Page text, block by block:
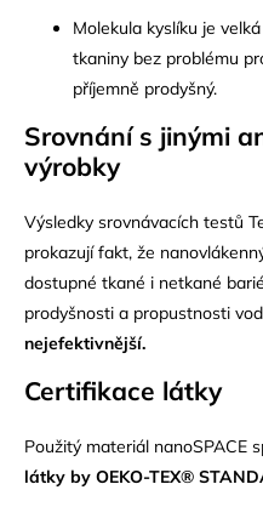
Molekula kyslíku je
tkaniny bez problému
příjemně prodyšný.
Srovnání s jinými
výrobky
Výsledky srovnávacích testů
prokazují fakt, že
dostupné tkané i netkané
prodyšnosti a propustnosti
nejefektivnější.
Certifikace látky
Použitý materiál nanoSPACE s
látky by OEKO-TEX®